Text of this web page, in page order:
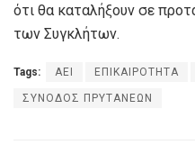
ότι θα καταλήξουν σε
των Συγκλήτων.
Tags: ΑΕΙ ΕΠΙΚΑΙΡΟΤΗΤΑ
ΣΥΝΟΔΟΣ ΠΡΥΤΑΝΕΩΝ